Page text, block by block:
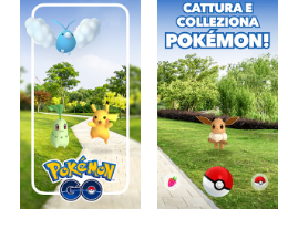
instanza che permette di
account sullo stesso
importante, il nostro esclusivo
emulazione può liberare tutto
PC, rendendo tutto fluido.